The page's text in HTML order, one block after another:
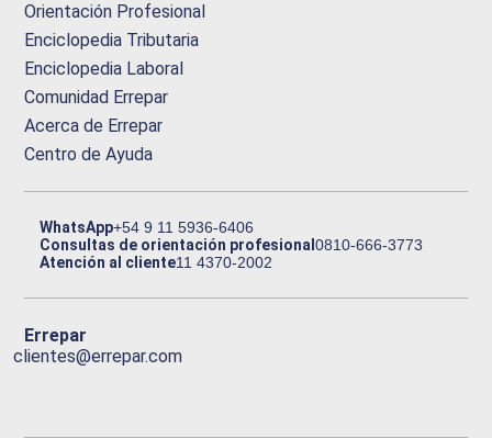
Orientación Profesional
Enciclopedia Tributaria
Enciclopedia Laboral
Comunidad Errepar
Acerca de Errepar
Centro de Ayuda
WhatsApp+54 9 11 5936-6406
Consultas de orientación profesional0810-666-3773
Atención al cliente11 4370-2002
Errepar
clientes@errepar.com